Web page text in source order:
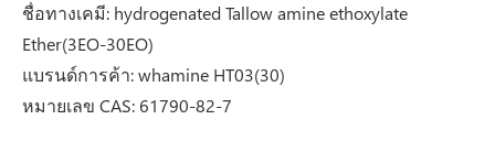
ชื่อทางเคมี: hydrogenated Tallow amine ethoxylate
Ether(3EO-30EO)
แบรนด์การค้า: whamine HT03(30)
หมายเลข CAS: 61790-82-7